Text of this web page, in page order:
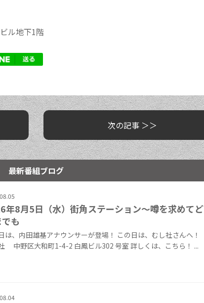
ル地下1階
次の記事 ＞＞
最新番組ブログ
年8月5日（水）街角ステーション～噂を求めてど
も
は、内田雄基アナウンサーが登場！ この日は、むし社さんへ！
中野区大和町1-4-2 白鳳ビル302 号室 詳しくは、こちら！ ...